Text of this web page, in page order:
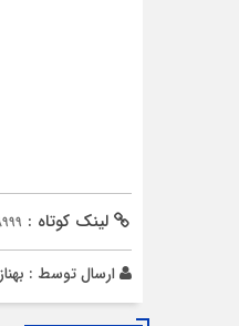
لینک کوتاه :
ارسال توسط :